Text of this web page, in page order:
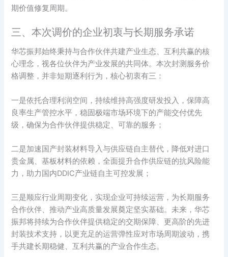
期价值修复周期。
三、本次调价的企业初衷与长期服务承诺
华芯振邦始终秉持与合作伙伴共建产业生态、互利共赢的核
心理念，视各位伙伴为产业发展的共同体。本次封测服务价
格调整，并非短期逐利行为，核心初衷有三：
一是依托合理利润空间，持续维持高强度研发投入，保障高
良率生产管控水平，稳固极端市场环境下的产能交付优先
级，确保为合作伙伴提供稳定、可靠的服务；
二是加速国产封装材料导入与供应链自主替代，降低对进口
贵金属、基板材料的依赖，全面提升合作供应链的抗风险能
力，助力国内DDIC产业链自主可控发展；
三是顺应行业周期变化，实现企业可持续运营，为长期服务
合作伙伴、推动产业高质量发展奠定坚实基础。未来，华芯
振邦将持续为合作伙伴提供稳定的交期保障、更高阶的先进
封装技术支持，以更充足的运营弹性应对市场周期波动，携
手共建长期稳健、互利共赢的产业合作生态。